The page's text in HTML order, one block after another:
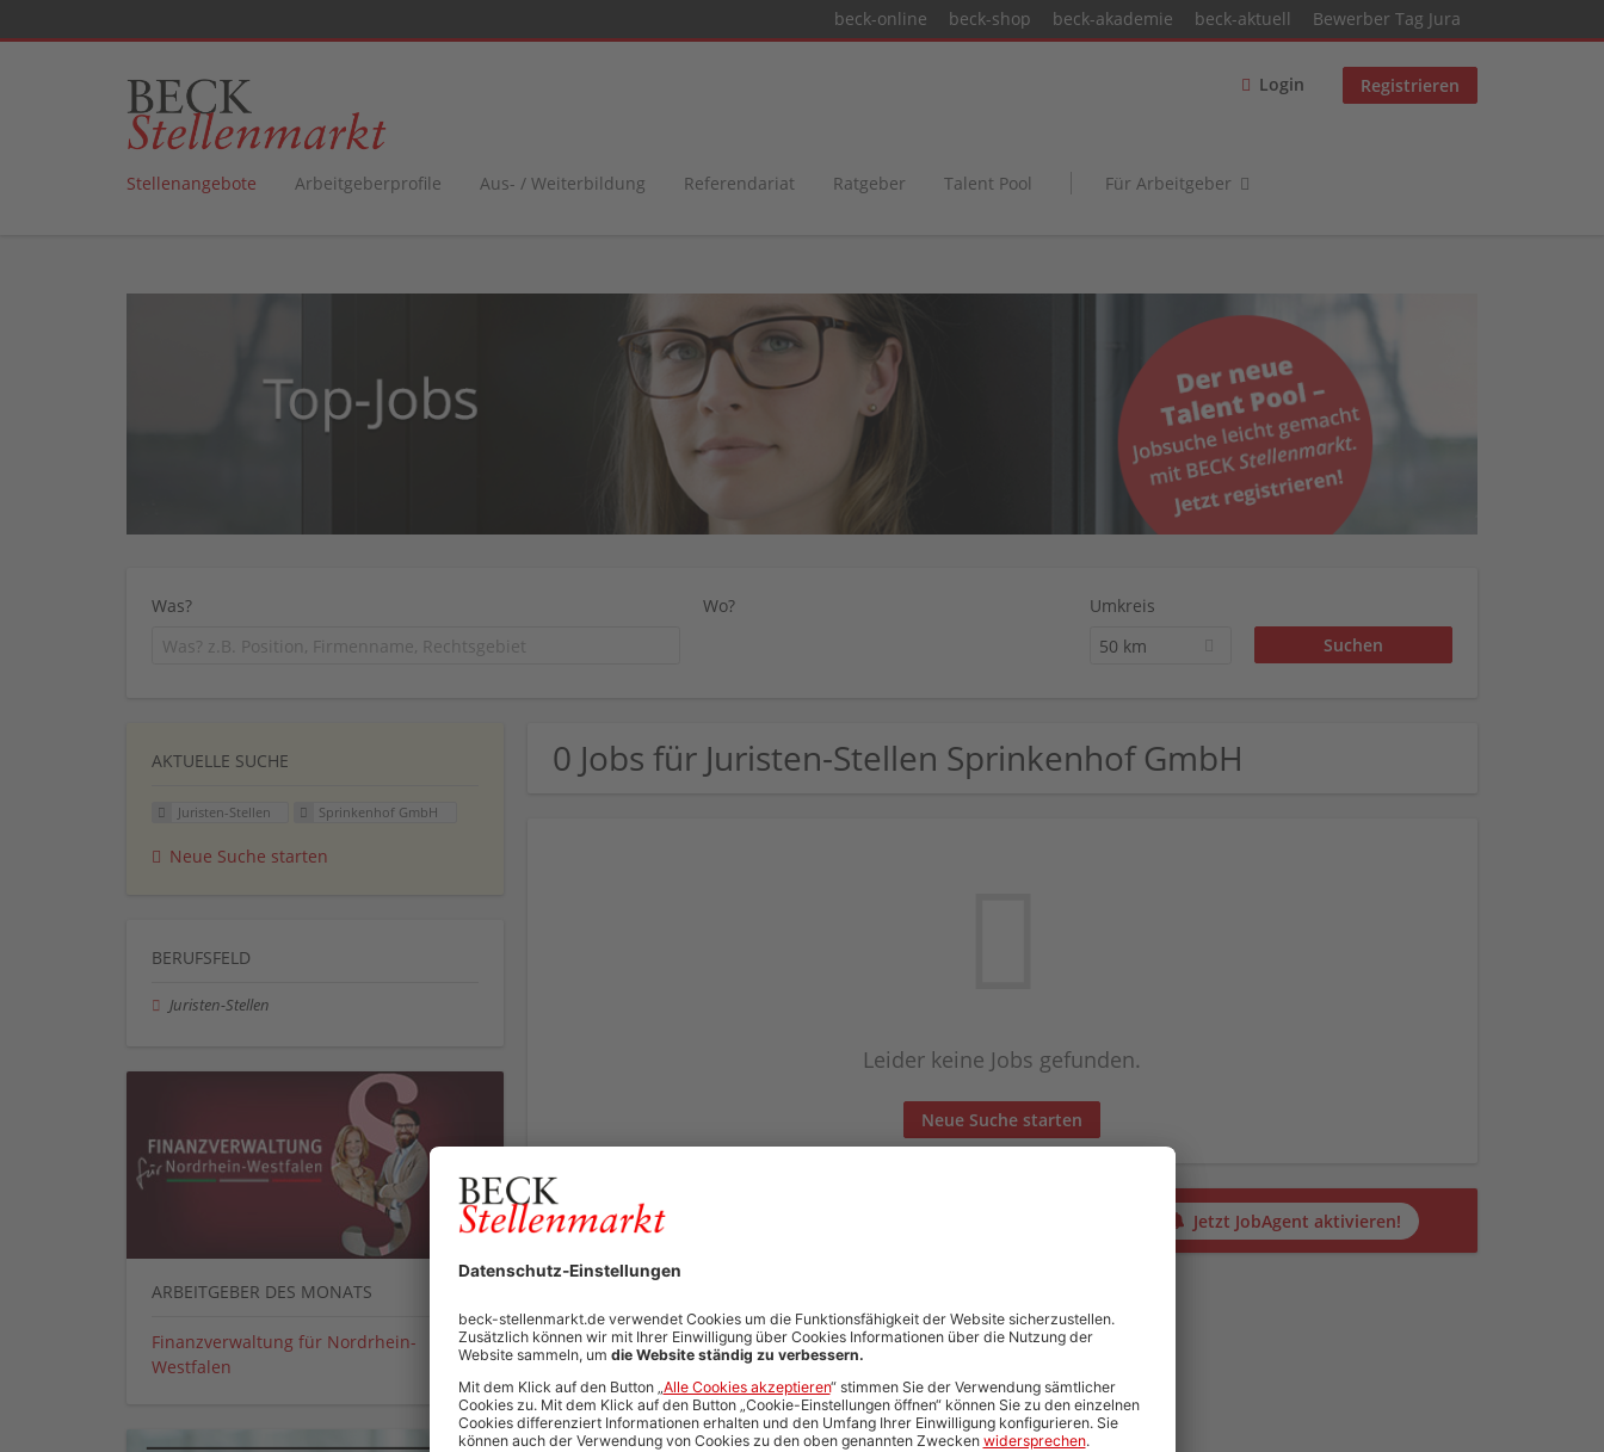
beck-online beck-shop beck-akademie beck-aktuell Bewerber Tag Jura
Login Registrieren
Stellenangebote Arbeitgeberprofile Aus- / Weiterbildung Referendariat Ratgeber Talent Pool Für Arbeitgeber
Was? Wo?
Umkreis
50 km
0 Jobs für Juristen-Stellen Sprinkenhof GmbH
Leider keine Jobs gefunden.
Neue Suche starten
Automatisch neue Jobs und Karriere-Updates per E-Mail erhalten? Jetzt JobAgent aktivieren!
AKTUELLE SUCHE
Juristen-Stellen Sprinkenhof GmbH
Neue Suche starten
BERUFSFELD
Juristen-Stellen
ARBEITGEBER DES MONATS
Finanzverwaltung für Nordrhein-
Westfalen